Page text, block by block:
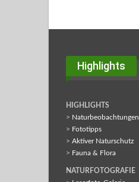
Highlights
HIGHLIGHTS
> Naturbeobachtungen
> Fototipps
> Aktiver Naturschutz
> Fauna & Flora
NATURFOTOGRAFIE